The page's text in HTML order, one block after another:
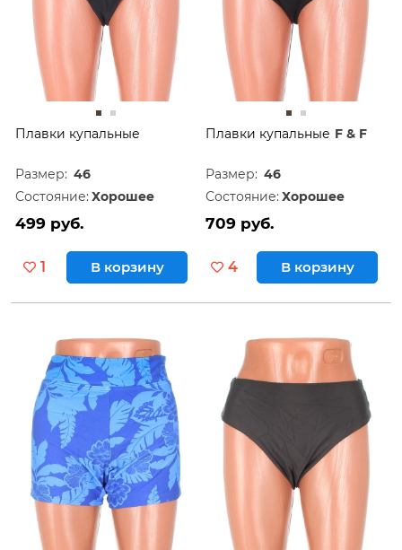
Плавки купальные
Размер: 46
Состояние: Хорошее
499 руб.
1 В корзину
Плавки купальные F & F
Размер: 46
Состояние: Хорошее
709 руб.
4 В корзину